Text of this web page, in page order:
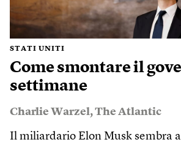
STATI UNITI
Come smontare il
settimane
Charlie Warzel,The Atlantic
Il miliardario Elon Musk sembra